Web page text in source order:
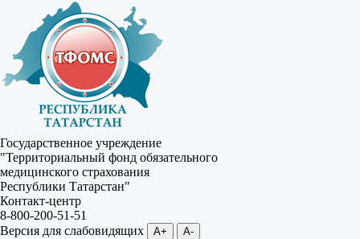
Государственное учреждение
"Территориальный фонд обязательного
медицинского страхования
Республики Татарстан"
Контакт-центр
8-800-200-51-51
Версия для слабовидящих
A+ A-